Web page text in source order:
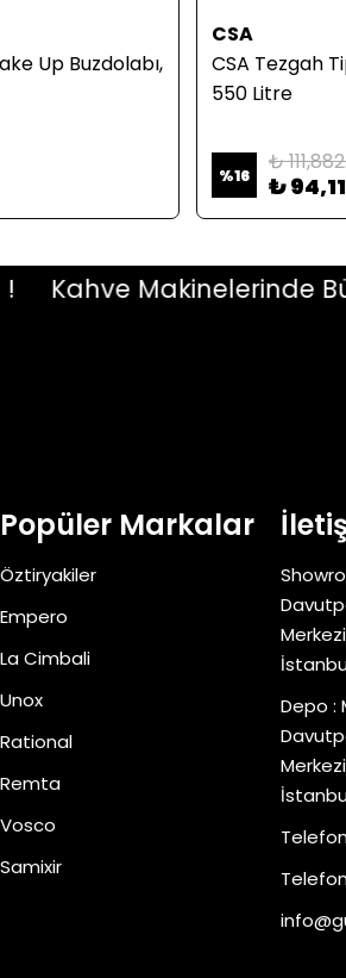
Up Buzdolabı,
CSA
CSA Tezgah
550 Litre
%16 ₺
₺
Kahve Makinelerinde
Popüler Markalar
Öztiryakiler
Empero
La Cimbali
Unox
Rational
Remta
Vosco
Samixir
Depo :